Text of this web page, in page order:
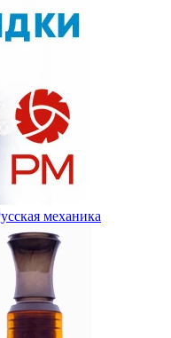
механика